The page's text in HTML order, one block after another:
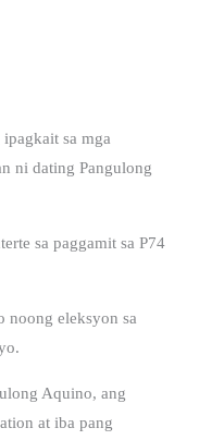
sa mga
ni dating Pangulong
sa paggamit sa P74
noong eleksyon sa
Aquino, ang
at iba pang